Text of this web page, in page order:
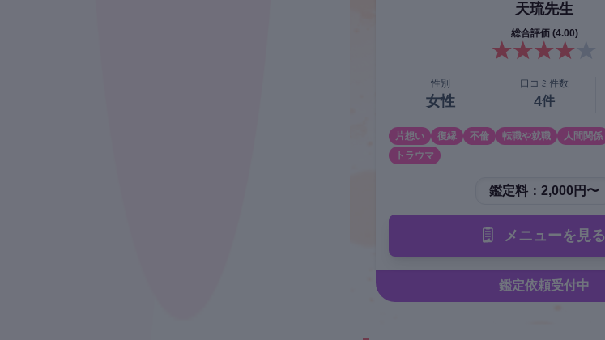
天琉先生
総合評価 (4.00)
性別
女性
口コミ件数
4件
片想い 復縁 不倫 転職や就職 人間関係
トラウマ
鑑定料： 2,000円〜
メニューを見る
鑑定依頼受付中